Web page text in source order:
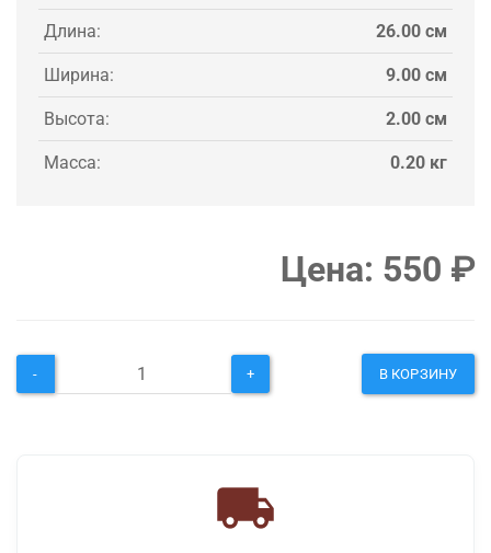
Длина: 26.00 см
Ширина: 9.00 см
Высота: 2.00 см
Масса: 0.20 кг
Цена: 550 ₽
- + В КОРЗИНУ